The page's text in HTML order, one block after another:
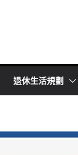
退休生活規劃